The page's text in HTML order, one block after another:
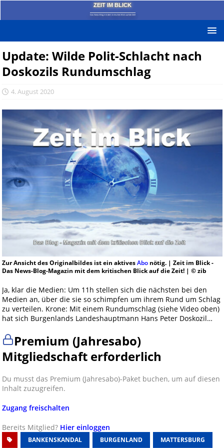
ZEIT IM BLICK
Das News-Blog mit dem kritischen Blick auf die Zeit!
Update: Wilde Polit-Schlacht nach
Doskozils Rundumschlag
4. August 2020
Zur Ansicht des Originalbildes ist ein aktivesAbonötig. | Zeit im Blick -
Das News-Blog-Magazin mit dem kritischen Blick auf die Zeit! | © zib
Ja, klar die Medien: Um 11h stellen sich die nächsten bei den
Medien an, über die sie so schimpfen um ihrem Rund um Schlag
zu verteilen. Krone: Mit einem Rundumschlag (siehe Video oben)
hat sich Burgenlands Landeshauptmann Hans Peter Doskozil…
Premium (Jahresabo)
Mitgliedschaft erforderlich
Du musst das Premium (Jahresabo)-Paket buchen, um auf diesen
Inhalt zuzugreifen.
Zugang freischalten
Bereits Mitglied? Hier einloggen
BANKENSKANDAL BURGENLAND MATTERSBURG